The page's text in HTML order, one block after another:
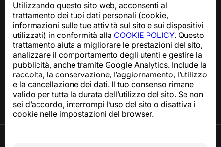
Utilizzando questo sito web, acconsenti al
trattamento dei tuoi dati personali (cookie,
informazioni sulle tue attività sul sito e sui dispositivi
utilizzati) in conformità alla COOKIE POLICY. Questo
trattamento aiuta a migliorare le prestazioni del sito,
analizzare il comportamento degli utenti e gestire la
pubblicità, anche tramite Google Analytics. Include la
raccolta, la conservazione, l’aggiornamento, l’utilizzo
e la cancellazione dei dati. Il tuo consenso rimane
valido per tutta la durata dell’utilizzo del sito. Se non
sei d’accordo, interrompi l’uso del sito o disattiva i
cookie nelle impostazioni del browser.
Per richieste relative alla conformità al GDPR:
support@numbuster.com
Centro assistenza
Notizie e articoli
Informazioni sul progetto
Contatti